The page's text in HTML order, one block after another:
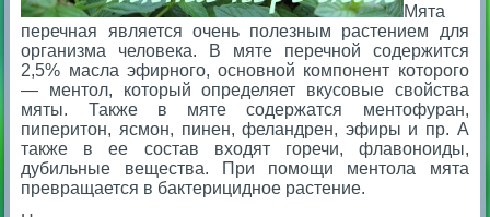
Мята
перечная является очень полезным растением для
организма человека. В мяте перечной содержится
2,5% масла эфирного, основной компонент которого
— ментол, который определяет вкусовые свойства
мяты. Также в мяте содержатся ментофуран,
пиперитон, ясмон, пинен, феландрен, эфиры и пр. А
также в ее состав входят горечи, флавоноиды,
дубильные вещества. При помощи ментола мята
превращается в бактерицидное растение.